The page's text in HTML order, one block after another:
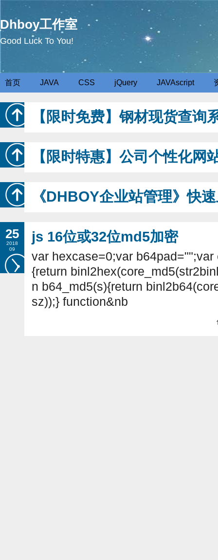
Dhboy工作室
Good Luck To You!
首页 JAVA CSS jQuery JAVAscript
【限时免费】钢材现货查询
【限时特惠】公司个性化网
《DHBOY企业站管理》快
25
2018
09
js 16位或32位md5加密
var hexcase=0;var
{return
n b64_md5(s){return
sz));} function&nb